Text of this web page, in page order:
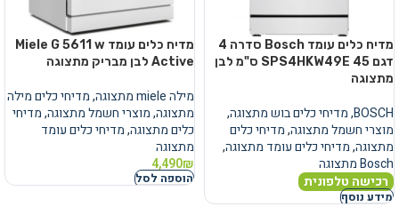
מדיח כלים עומד Bosch סדרה 4
דגם SPS4HKW49E 45 ס"מ לבן
מתצוגה
BOSCH
,מדיחי כלים בוש מתצוגה,
מוצרי חשמל מתצוגה,מדיחי כלים
מתצוגה,מדיחי כלים עומד מתצוגה,
Bosch מתצוגה
רכישה טלפונית
מידע נוסף
מדיח כלים עומד Miele G 5611 w
Active לבן מבריק מתצוגה
מילה miele מתצוגה ,מדיחי כלים מילה
מתצוגה,מוצרי חשמל מתצוגה,מדיחי
כלים מתצוגה,מדיחי כלים עומד
מתצוגה
4,490₪
הוספה לסל